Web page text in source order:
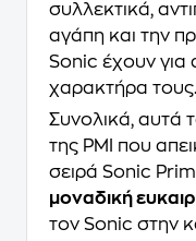
συλλεκτικά,
αγάπη και την
Sonic έχουν για
χαρακτήρα τους.
Συνολικά, αυτά
της PMI που
σειρά Sonic
μοναδική
τον Sonic στην